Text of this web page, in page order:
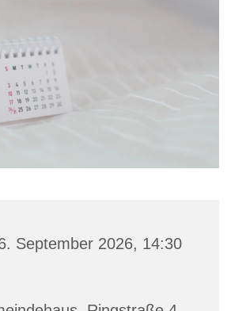
September 2026, 14:30